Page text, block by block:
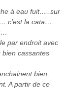
à eau fuit…..sur
la cata…
par endroit avec
bien cassantes
bien,
A partir de ce